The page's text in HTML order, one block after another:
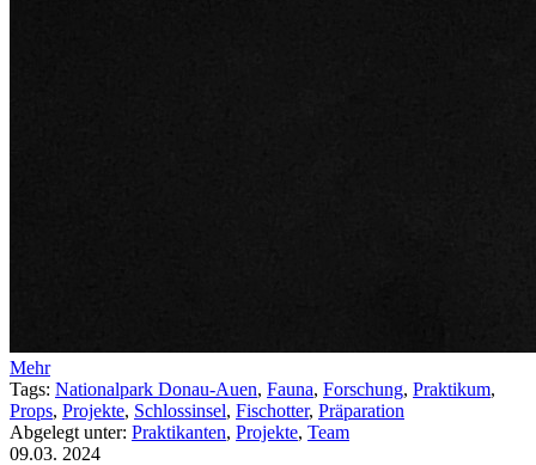
Mehr
Tags: Nationalpark Donau-Auen, Fauna, Forschung, Praktikum,
Props, Projekte, Schlossinsel, Fischotter, Präparation
Abgelegt unter: Praktikanten, Projekte, Team
09.03. 2024